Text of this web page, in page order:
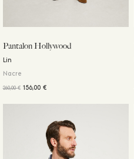
Pantalon Hollywood
Lin
Nacre
260,00€ 156,00€